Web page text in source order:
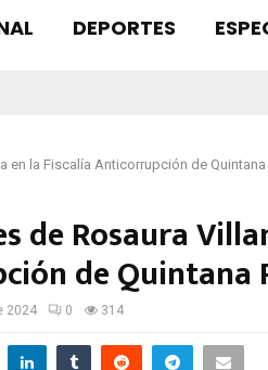
DEPORTES
en la Fiscalía Anticorrupción de
de Rosaura
de Quintana
2024 0 314